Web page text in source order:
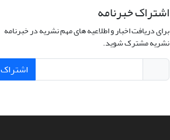
اشتراک خبرنامه
برای دریافت اخبار و اطلاعیه های مهم نشریه در خبرنامه
نشریه مشترک شوید.
اشتراک